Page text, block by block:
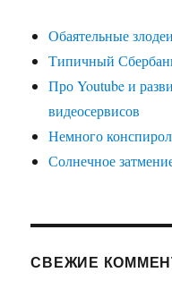
Обаятельные
Типичный
Про Youtube и
видеосервисов
Немного
Солнечное
СВЕЖИЕ